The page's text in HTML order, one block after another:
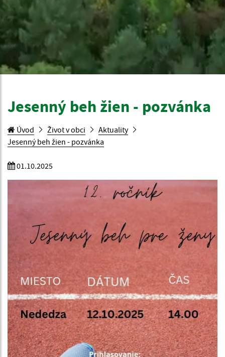
Jesenný beh žien - pozvánka
Úvod Život v obci
Aktuality
Jesenný beh žien - pozvánka
01.10.2025